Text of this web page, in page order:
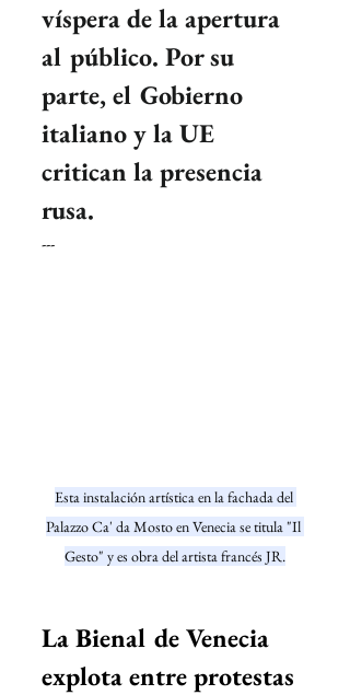
víspera de la apertura
al público. Por su
parte, el Gobierno
italiano y la UE
critican la presencia
rusa.
---
Esta instalación artística en la fachada del
Palazzo Ca' da Mosto en Venecia se titula "Il
Gesto" y es obra del artista francés JR.
La Bienal de Venecia
explota entre protestas